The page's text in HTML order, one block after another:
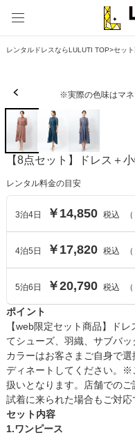
レンタルドレスならLULUTI TOP>セッ
※実際の色味はマ
【8点セット】ドレス＋
レンタル料金の目安
3泊4日 ￥14,850 税込 （
4泊5 日 ￥17,820 税込 （
5泊6 日 ￥20,790 税込 （
ポイント
【web限定セット商品】ド
てシューズ、羽織、サブバ
カラーはお客さまご自身で
ディネートしてください。※
扱いとなります。店舗での
試着に来られた場合もご対応
セット内容
1.ワンピース